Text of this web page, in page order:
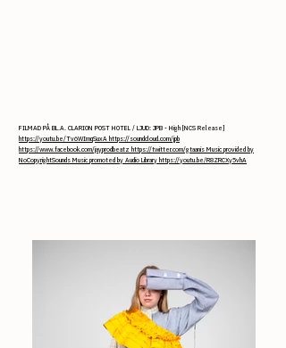
FILMAD PÅ BL.A. CLARION POST HOTEL / LJUD: JPB - High [NCS Release]
https://youtu.be/Tv6WImqSuxA https://soundcloud.com/jpb
https://www.facebook.com/jayprodbeatz https://twitter.com/gtaanis Music provided by
NoCopyrightSounds Music promoted by Audio Library https://youtu.be/R8ZRCXy5vhA